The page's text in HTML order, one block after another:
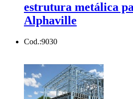
estrutura metálica
Alphaville
Cod.:9030